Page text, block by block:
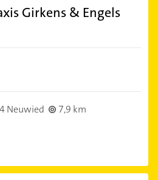
Girkens & Engels
Neuwied
7,9 km